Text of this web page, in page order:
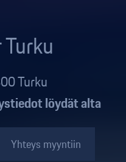
Turku
löydät alta
Yhteys myyntiin